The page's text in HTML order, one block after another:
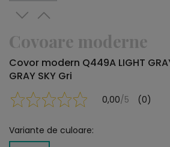
Covoare moderne
Covor modern Q449A LIGHT
GRAY SKY Gri
0,00/5 (0)
Variante de culoare: